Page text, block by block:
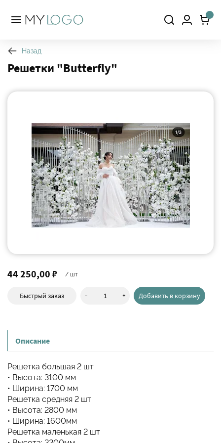
Назад
Решетки "Butterfly"
44 250,00 ₽ / шт
Быстрый заказ - + Добавить в корзину
Описание
Решетка большая 2 шт
• Высота: 3100 мм
• Ширина: 1700 мм
Решетка средняя 2 шт
• Высота: 2800 мм
• Ширина: 1600мм
Решетка маленькая 2 шт